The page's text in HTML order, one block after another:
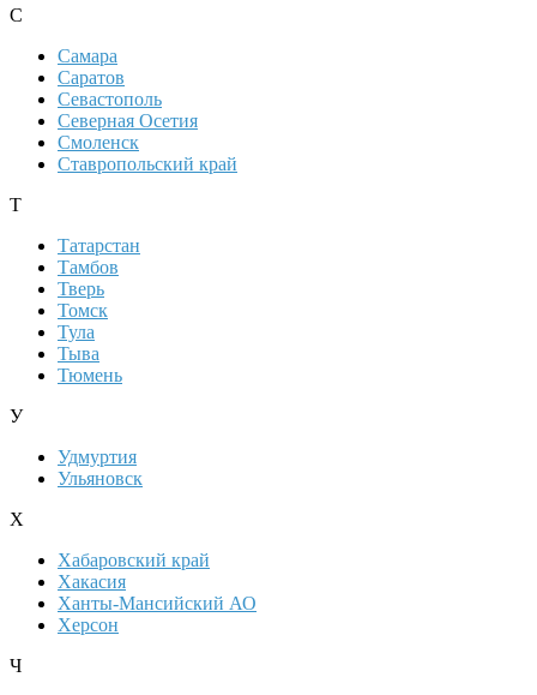
С
Самара
Саратов
Севастополь
Северная Осетия
Смоленск
Ставропольский край
Т
Татарстан
Тамбов
Тверь
Томск
Тула
Тыва
Тюмень
У
Удмуртия
Ульяновск
Х
Хабаровский край
Хакасия
Ханты-Мансийский АО
Херсон
Ч